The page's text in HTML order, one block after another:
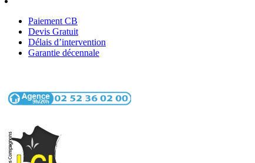
Paiement CB
Devis Gratuit
Délais d’intervention
Garantie décennale